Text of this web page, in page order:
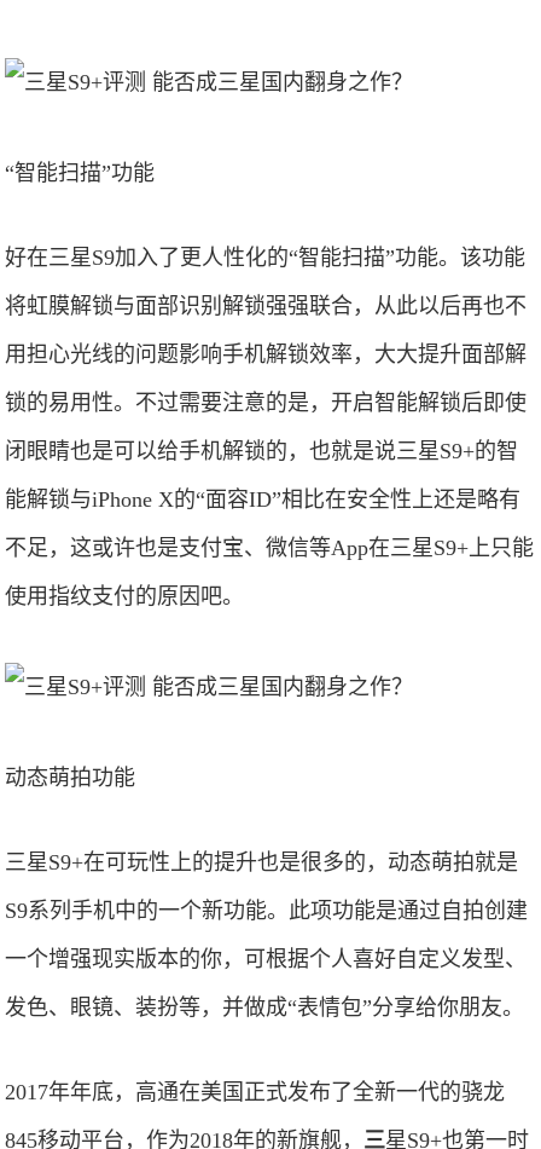
“智能扫描”功能
好在三星S9加入了更人性化的“智能扫描”功能。该功能
将虹膜解锁与面部识别解锁强强联合，从此以后再也不
用担心光线的问题影响手机解锁效率，大大提升面部解
锁的易用性。不过需要注意的是，开启智能解锁后即使
闭眼睛也是可以给手机解锁的，也就是说三星S9+的智
能解锁与iPhone X的“面容ID”相比在安全性上还是略有
不足，这或许也是支付宝、微信等App在三星S9+上只能
使用指纹支付的原因吧。
动态萌拍功能
三星S9+在可玩性上的提升也是很多的，动态萌拍就是
S9系列手机中的一个新功能。此项功能是通过自拍创建
一个增强现实版本的你，可根据个人喜好自定义发型、
发色、眼镜、装扮等，并做成“表情包”分享给你朋友。
2017年年底，高通在美国正式发布了全新一代的骁龙
845移动平台，作为2018年的新旗舰， 三星S9+也第一时